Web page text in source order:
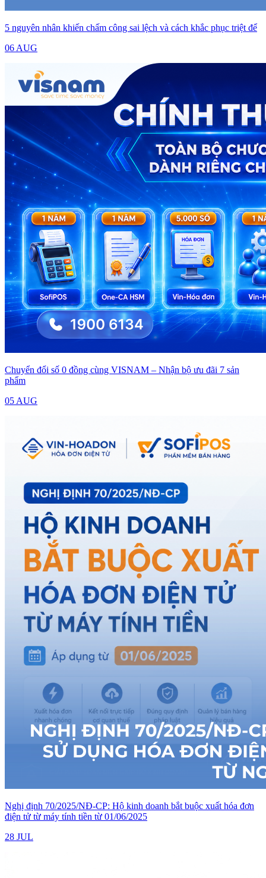
5 nguyên nhân khiến chấm công sai lệch và cách khắc phục triệt để
06 AUG
Chuyển đổi số 0 đồng cùng VISNAM – Nhận bộ ưu đãi 7 sản
phẩm
05 AUG
Nghị định 70/2025/NĐ-CP: Hộ kinh doanh bắt buộc xuất hóa đơn
điện tử từ máy tính tiền từ 01/06/2025
28 JUL